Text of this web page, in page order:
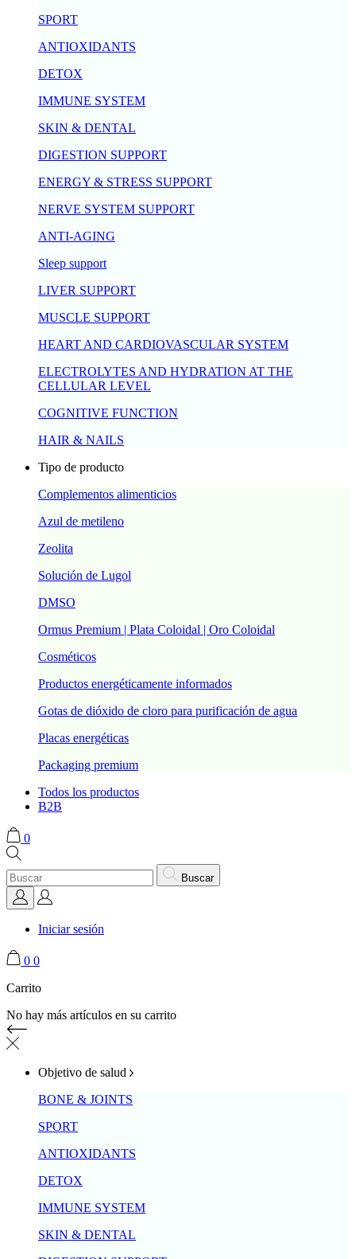
SPORT
ANTIOXIDANTS
DETOX
IMMUNE SYSTEM
SKIN & DENTAL
DIGESTION SUPPORT
ENERGY & STRESS SUPPORT
NERVE SYSTEM SUPPORT
ANTI-AGING
Sleep support
LIVER SUPPORT
MUSCLE SUPPORT
HEART AND CARDIOVASCULAR SYSTEM
ELECTROLYTES AND HYDRATION AT THE
CELLULAR LEVEL
COGNITIVE FUNCTION
HAIR & NAILS
Tipo de producto
Complementos alimenticios
Azul de metileno
Zeolita
Solución de Lugol
DMSO
Ormus Premium | Plata Coloidal | Oro Coloidal
Cosméticos
Productos energéticamente informados
Gotas de dióxido de cloro para purificación de agua
Placas energéticas
Packaging premium
Todos los productos
B2B
0
Buscar
Iniciar sesión
0 0
Carrito
No hay más artículos en su carrito
Objetivo de salud
BONE & JOINTS
SPORT
ANTIOXIDANTS
DETOX
IMMUNE SYSTEM
SKIN & DENTAL